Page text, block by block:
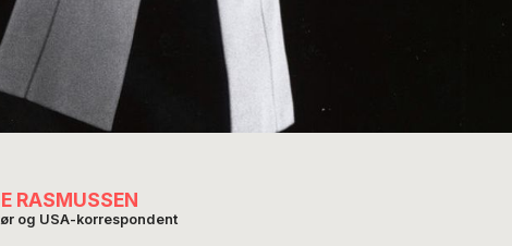
RASMUSSEN
og USA-korrespondent